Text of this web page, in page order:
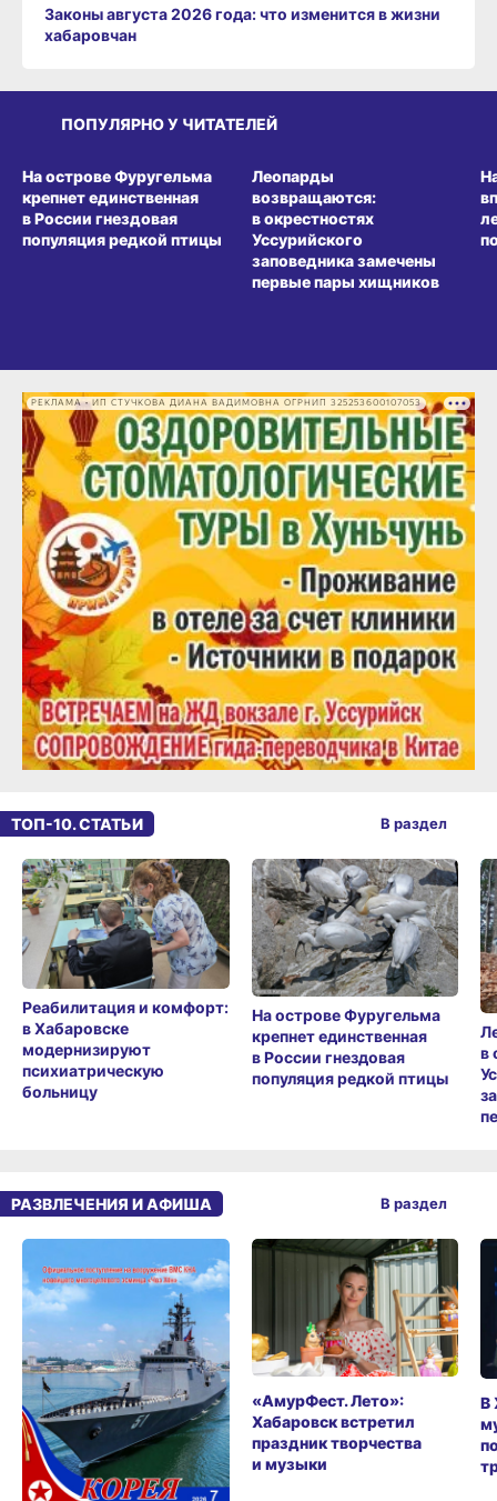
Законы августа 2026 года: что изменится в жизни
хабаровчан
ПОПУЛЯРНО У ЧИТАТЕЛЕЙ
На острове Фуругельма
крепнет единственная
в России гнездовая
популяция редкой птицы
Леопарды
возвращаются:
в окрестностях
Уссурийского
заповедника замечены
первые пары хищников
РЕКЛАМА • ИП СТУЧКОВА ДИАНА ВАДИМОВНА ОГРНИП 325253600107053
ТОП-10. СТАТЬИ
Реабилитация и комфорт:
в Хабаровске
модернизируют
психиатрическую
больницу
На острове Фуругельма
крепнет единственная
в России гнездовая
популяция редкой птицы
в
В раздел
РАЗВЛЕЧЕНИЯ И АФИША
«АмурФест. Лето»:
Хабаровск встретил
праздник творчества
и музыки
В
В раздел